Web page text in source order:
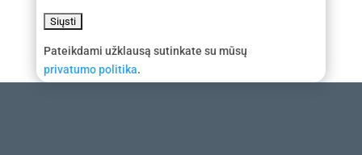
Pateikdami užklausą sutinkate su mūsų
privatumo politika.